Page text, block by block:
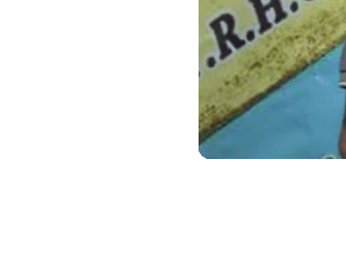
720p
480p
360p
auto